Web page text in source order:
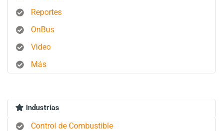
Reportes
OnBus
Video
Más
Industrias
Control de Combustible